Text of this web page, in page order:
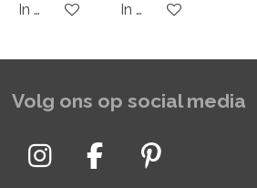
In winkelwagen In winkelwagen
Volg ons op social media
I
F
P